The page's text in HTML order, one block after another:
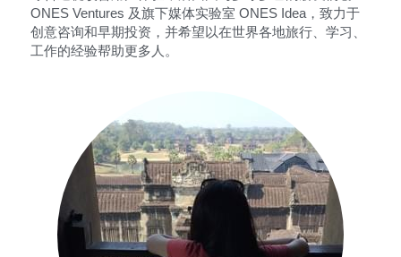
ONES Ventures 及旗下媒体实验室 ONES Idea，致力于
创意咨询和早期投资，并希望以在世界各地旅行、学习、
工作的经验帮助更多人。